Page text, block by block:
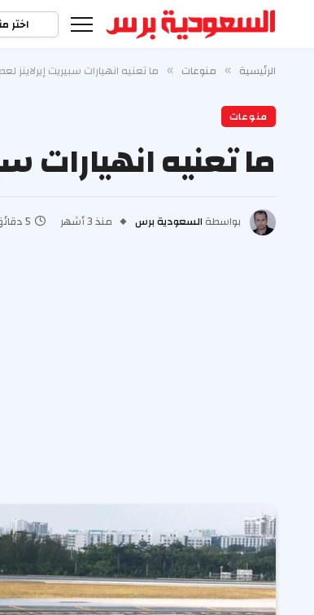
اختر
الرئيسية » منوعات » ما تعنيه انهيارات سبيريت إيرلاينز
منوعات
ما تعنيه انهيارات
بواسطة السعودية برس منذ 3 أشهر 5 دقائق